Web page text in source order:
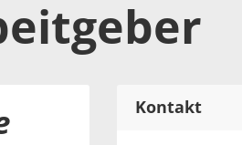
Kontakt